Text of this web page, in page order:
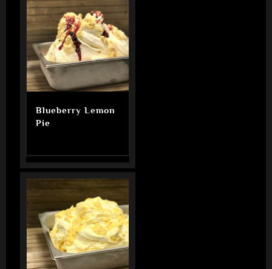
Blueberry Lemon
Pie